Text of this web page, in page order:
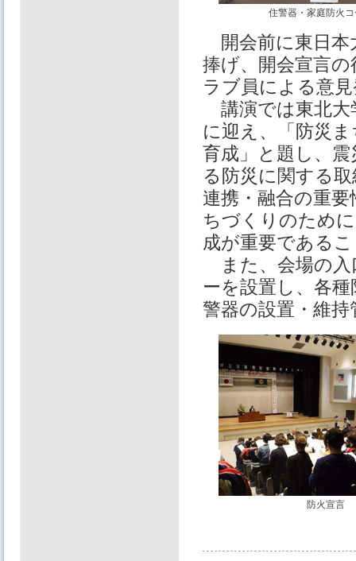
住警器・家庭防火
開会前に東日本
捧げ、開会宣言
ラブ員による意
講演では東北大
に迎え、「防災
育成」と題し、
る防災に関する
連携・融合の重
ちづくりのため
成が重要である
また、会場の入
ーを設置し、各
警器の設置・維
防火宣言